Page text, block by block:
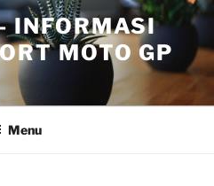
INFORMASI
MOTO GP
Menu